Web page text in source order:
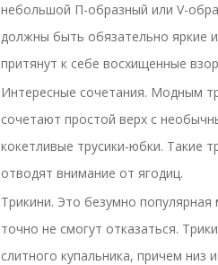
небольшой П-образный или V-
должны быть обязательно яркие
притянут к себе восхищенные
Интересные сочетания. Модным
сочетают простой верх с
кокетливые трусики-юбки. Такие
отводят внимание от ягодиц.
Трикини. Это безумно
точно не смогут отказаться.
слитного купальника, причем